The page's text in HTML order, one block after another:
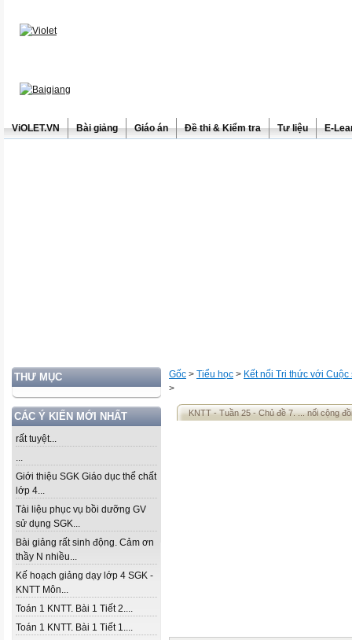
ViOLET.VN Bài giảng Giáo án Đề thi & Kiểm tra Tư liệu E-
THƯ MỤC
CÁC Ý KIẾN MỚI NHẤT
rất tuyệt...
...
Giới thiệu SGK Giáo dục thể chất
lớp 4...
Tài liệu phục vụ bồi dưỡng GV
sử dụng SGK...
Bài giảng rất sinh động. Cảm ơn
thầy N nhiều...
Kế hoạch giảng dạy lớp 4 SGK -
KNTT Môn...
Toán 1 KNTT. Bài 1 Tiết 2....
Toán 1 KNTT. Bài 1 Tiết 1....
Gốc > Tiểu học > Kết nối Tri thức với Cuộc
>
KNTT - Tuần 25 - Chủ đề 7. ... nối cộng